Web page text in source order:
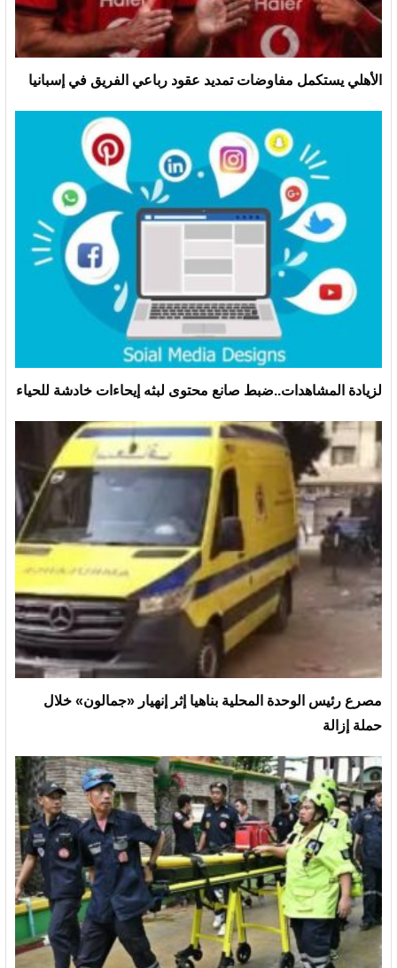
الأهلي يستكمل مفاوضات تمديد عقود رباعي الفريق في إسبانيا
لزيادة المشاهدات..ضبط صانع محتوى لبثه إيحاءات خادشة للحياء
مصرع رئيس الوحدة المحلية بناهيا إثر إنهيار «جمالون» خلال
حملة إزالة